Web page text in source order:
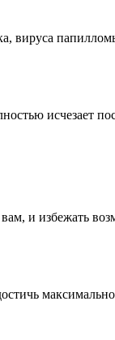
вируса
исчезает
и избежать